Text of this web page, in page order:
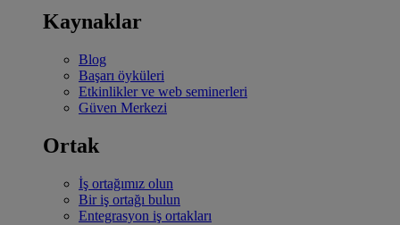
Kaynaklar
Blog
Başarı öyküleri
Etkinlikler ve web seminerleri
Güven Merkezi
Ortak
İş ortağımız olun
Bir iş ortağı bulun
Entegrasyon iş ortakları